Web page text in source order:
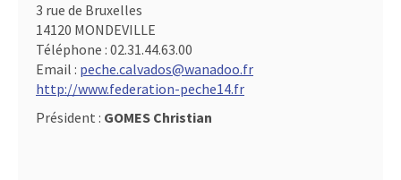
3 rue de Bruxelles
14120 MONDEVILLE
Téléphone : 02.31.44.63.00
Email : peche.calvados@wanadoo.fr
http://www.federation-peche14.fr
Président : GOMES Christian